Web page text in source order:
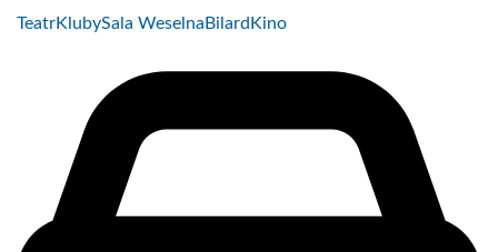
TeatrKlubySala Weselna Bilard Kino